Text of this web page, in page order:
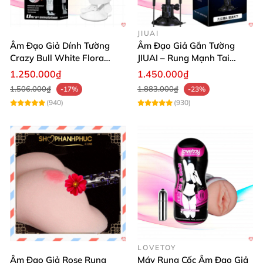
Âm Đạo Giả Dính Tường
Crazy Bull White Flora
Rung Mạnh
1.250.000₫
1.506.000₫
-17%
(940)
JIUAI
Âm Đạo Giả Gắn Tường
JIUAI – Rung Mạnh Tai
Nghe Kèm Tăng Khoái Cảm
1.450.000₫
1.883.000₫
-23%
(930)
Âm Đạo Giả Rose Rung
LOVETOY
Máy Rung Cốc Âm Đạo Giả